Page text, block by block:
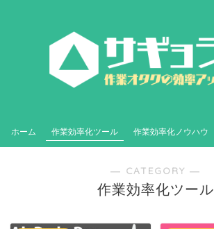
ホーム 作業効率化ツール 作業効率化ノウハウ
― CATEGORY ―
作業効率化ツール